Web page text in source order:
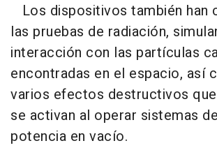
Los dispositivos también han
las pruebas de radiación,
interacción con las partículas
encontradas en el espacio, así
varios efectos destructivos
se activan al operar sistemas
potencia en vacío.